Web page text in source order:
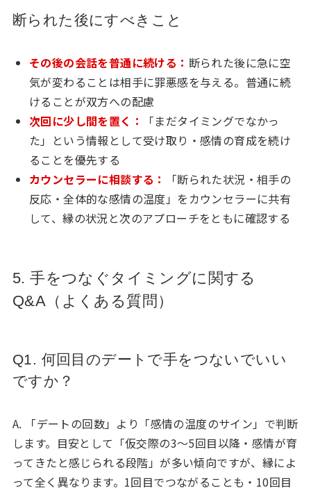
断られた後にすべきこと
その後の会話を普通に続ける： 断られた後に急に空
気が変わることは相手に罪悪感を与える。普通に続
けることが双方への配慮
次回に少し間を置く：
「まだタイミングでなかっ
た」という情報として受け取り・感情の育成を続け
ることを優先する
カウンセラーに相談する：
「断られた状況・相手の
反応・全体的な感情の温度」をカウンセラーに共有
して、縁の状況と次のアプローチをともに確認する
5. 手をつなぐタイミングに関する
Q&A（よくある質問）
Q1. 何回目のデートで手をつないでいい
ですか？
A. 「デートの回数」より「感情の温度のサイン」で判断
します。目安として「仮交際の3〜5回目以降・感情が育
ってきたと感じられる段階」が多い傾向ですが、縁によ
って全く異なります。1回目でつながることも・10回目